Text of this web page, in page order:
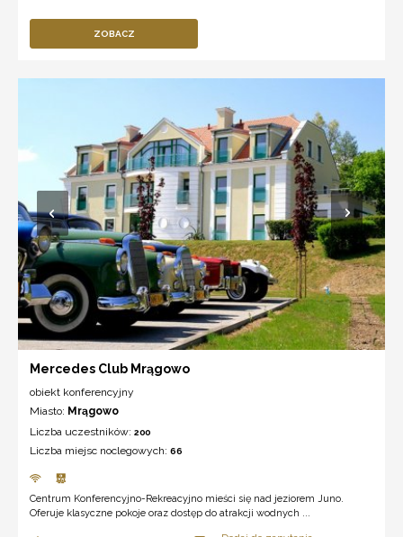
ZOBACZ
Mercedes Club Mrągowo
obiekt konferencyjny
Miasto: Mrągowo
Liczba uczestników: 200
Liczba miejsc noclegowych: 66
Centrum Konferencyjno-Rekreacyjno mieści się nad jeziorem Juno.
Oferuje klasyczne pokoje oraz dostęp do atrakcji wodnych ...